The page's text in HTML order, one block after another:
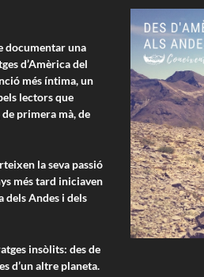
documentar una
d’Amèrica del
més íntima, un
lectors que
primera mà, de
la seva passió
més tard iniciaven
dels Andes i dels
insòlits: des de
d’un altre planeta.